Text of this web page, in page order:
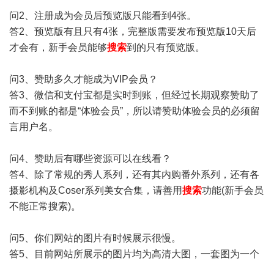
问2、注册成为会员后预览版只能看到4张。
答2、预览版有且只有4张，完整版需要发布预览版10天后
才会有，新手会员能够搜索到的只有预览版。
问3、赞助多久才能成为VIP会员？
答3、微信和支付宝都是实时到账，但经过长期观察赞助了
而不到账的都是“体验会员”，所以请赞助体验会员的必须留
言用户名。
问4、赞助后有哪些资源可以在线看？
答4、除了常规的秀人系列，还有其内购番外系列，还有各
摄影机构及Coser系列美女合集，请善用搜索功能(新手会员
不能正常搜索)。
问5、你们网站的图片有时候展示很慢。
答5、目前网站所展示的图片均为高清大图，一套图为一个